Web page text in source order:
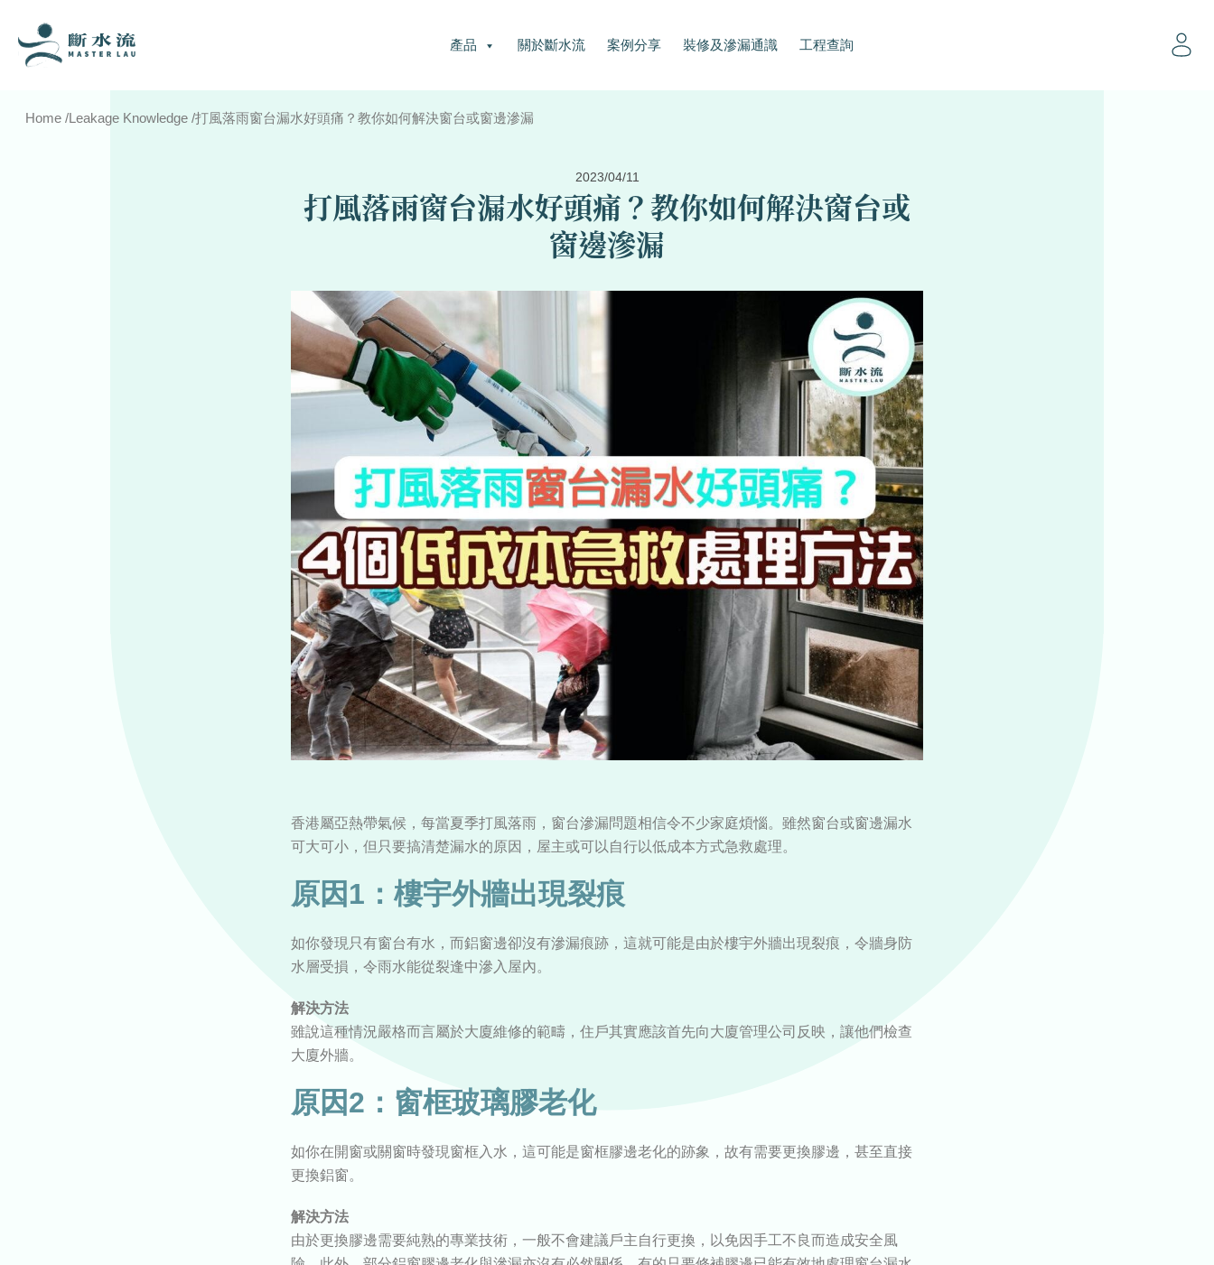
產品 關於斷水流 案例分享 裝修及滲漏通識 工程查詢
Home / Leakage Knowledge /打風落雨窗台漏水好頭痛？教你如何解決窗台或窗邊滲漏
2023/04/11
打風落雨窗台漏水好頭痛？教你如何解決窗台或
窗邊滲漏
香港屬亞熱帶氣候，每當夏季打風落雨，窗台滲漏問題相信令不少家庭煩惱。雖然窗台或窗邊漏水
可大可小，但只要搞清楚漏水的原因，屋主或可以自行以低成本方式急救處理。
原因1：樓宇外牆出現裂痕
如你發現只有窗台有水，而鋁窗邊卻沒有滲漏痕跡，這就可能是由於樓宇外牆出現裂痕，令牆身防
水層受損，令雨水能從裂逢中滲入屋內。
解決方法
雖說這種情況嚴格而言屬於大廈維修的範疇，住戶其實應該首先向大廈管理公司反映，讓他們檢查
大廈外牆。
原因2：窗框玻璃膠老化
如你在開窗或關窗時發現窗框入水，這可能是窗框膠邊老化的跡象，故有需要更換膠邊，甚至直接
更換鋁窗。
解決方法
由於更換膠邊需要純熟的專業技術，一般不會建議戶主自行更換，以免因手工不良而造成安全風